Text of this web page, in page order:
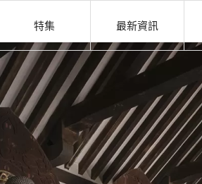
特集 最新資訊